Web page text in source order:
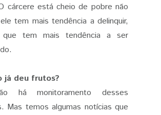
cárcere está cheio de pobre não
tem mais tendência a delinquir,
tem mais tendência a ser
já deu frutos?
há monitoramento desses
Mas temos algumas notícias que